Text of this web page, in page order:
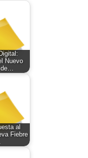
Nuevo
al
Fiebre